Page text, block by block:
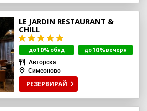
LE JARDIN RESTAURANT &
CHILL
до10% обяд до10% вечеря
Авторска
Симеоново
РЕЗЕРВИРАЙ